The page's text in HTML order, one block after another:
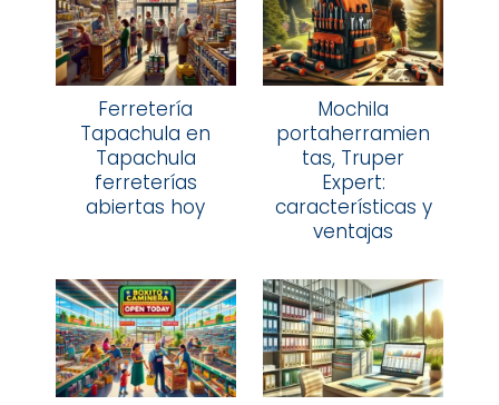
Ferretería
Tapachula en
Tapachula
ferreterías
abiertas hoy
Mochila
portaherramien
tas, Truper
Expert:
características y
ventajas